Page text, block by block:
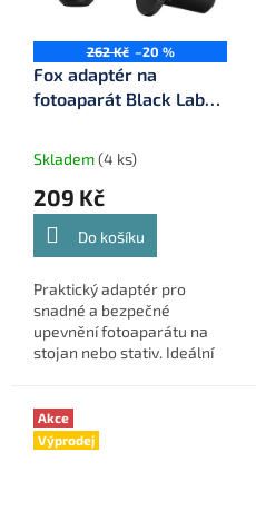
262 Kč –20 %
Fox adaptér na
fotoaparát Black Label
(CBS081)
Skladem(4 ks)
209 Kč
Do košíku
Praktický adaptér pro
snadné a bezpečné
upevnění fotoaparátu na
stojan nebo stativ. Ideální
úlovky.
Akce
Výprodej